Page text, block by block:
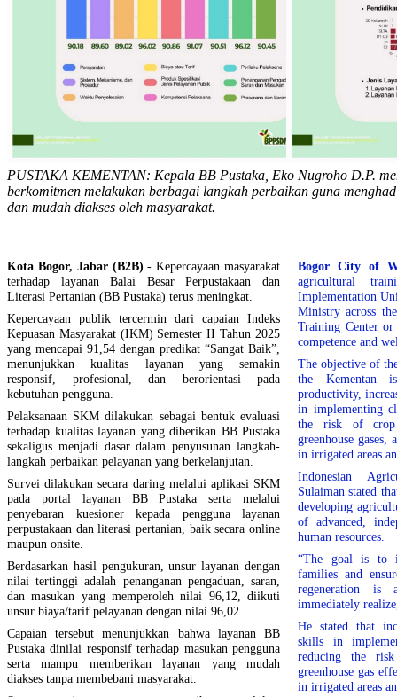
PUSTAKA KEMENTAN: Kepala BB Pustaka, Eko Nugroho D.P.
berkomitmen melakukan berbagai langkah perbaikan guna
dan mudah diakses oleh masyarakat.
Kota Bogor, Jabar (B2B) - Kepercayaan masyarakat
terhadap layanan Balai Besar Perpustakaan dan
Literasi Pertanian (BB Pustaka) terus meningkat.
Kepercayaan publik tercermin dari capaian Indeks
Kepuasan Masyarakat (IKM) Semester II Tahun 2025
yang mencapai 91,54 dengan predikat “Sangat Baik”,
menunjukkan kualitas layanan yang semakin
responsif, profesional, dan berorientasi pada
kebutuhan pengguna.
Pelaksanaan SKM dilakukan sebagai bentuk evaluasi
terhadap kualitas layanan yang diberikan BB Pustaka
sekaligus menjadi dasar dalam penyusunan langkah-
langkah perbaikan pelayanan yang berkelanjutan.
Survei dilakukan secara daring melalui aplikasi SKM
pada portal layanan BB Pustaka serta melalui
penyebaran kuesioner kepada pengguna layanan
perpustakaan dan literasi pertanian, baik secara online
maupun onsite.
Berdasarkan hasil pengukuran, unsur layanan dengan
nilai tertinggi adalah penanganan pengaduan, saran,
dan masukan yang memperoleh nilai 96,12, diikuti
unsur biaya/tarif pelayanan dengan nilai 96,02.
Capaian tersebut menunjukkan bahwa layanan BB
Pustaka dinilai responsif terhadap masukan pengguna
serta mampu memberikan layanan yang mudah
diakses tanpa membebani masyarakat.
Bogor City of
agricultural
Implementation
Ministry across
Training Center
competence and
The objective of
the Kementan
productivity,
in implementing
the risk of
greenhouse gases,
in irrigated areas
Indonesian
Sulaiman stated
developing
of advanced,
human resources.
“The goal is to
families and
regeneration is
immediately
He stated that
skills in
reducing the
greenhouse gas
in irrigated areas